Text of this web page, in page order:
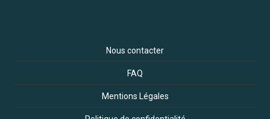
Nous contacter
FAQ
Mentions Légales